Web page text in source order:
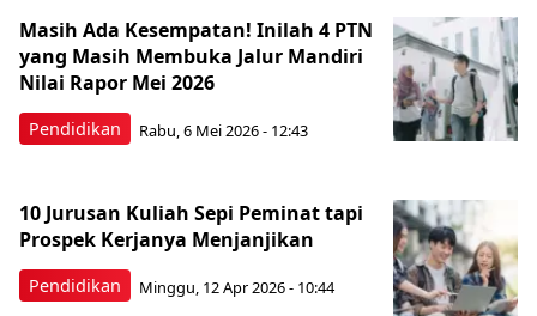
Pendidikan
Masih Ada Kesempatan! Inilah 4 PTN
yang Masih Membuka Jalur Mandiri
Nilai Rapor Mei 2026
Rabu, 6 Mei 2026 - 12:43
Pendidikan
10 Jurusan Kuliah Sepi Peminat tapi
Prospek Kerjanya Menjanjikan
Minggu, 12 Apr 2026 - 10:44